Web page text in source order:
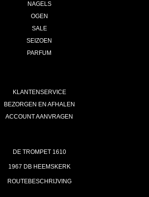
NAGELS
OGEN
SALE
SEIZOEN
PARFUM
KLANTENSERVICE
BEZORGEN EN AFHALEN
ACCOUNT AANVRAGEN
DE TROMPET 1610
1967 DB HEEMSKERK
ROUTEBESCHRIJVING